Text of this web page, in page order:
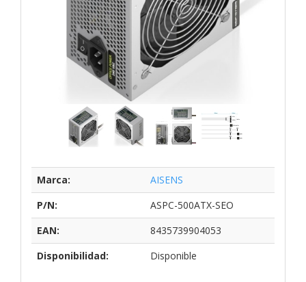
Marca:
AISENS
P/N:
ASPC-500ATX-SEO
EAN:
8435739904053
Disponibilidad:
Disponible